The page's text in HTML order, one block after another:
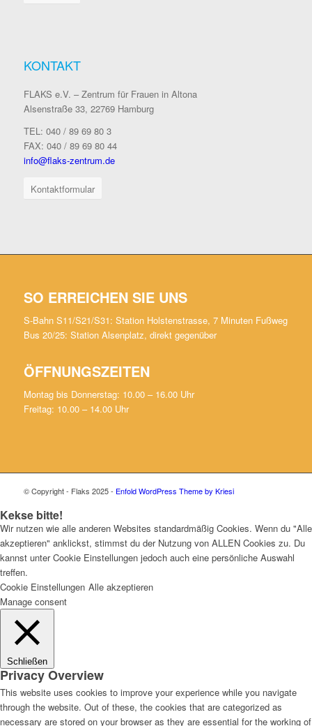
KONTAKT
FLAKS e.V. – Zentrum für Frauen in Altona
Alsenstraße 33, 22769 Hamburg
TEL: 040 / 89 69 80 3
FAX: 040 / 89 69 80 44
info@flaks-zentrum.de
Kontaktformular
SO ERREICHEN SIE UNS
S-Bahn S11/S21/S31: Station Holstenstrasse, 7 Minuten Fußweg
Bus 20/25: Station Alsenplatz, direkt gegenüber
ÖFFNUNGSZEITEN
Montag bis Donnerstag: 10.00 – 16.00 Uhr
Freitag: 10.00 – 14.00 Uhr
© Copyright - Flaks 2025 - Enfold WordPress Theme by Kriesi
Kekse bitte!
Wir nutzen wie alle anderen Websites standardmäßig Cookies. Wenn du "Alle
akzeptieren" anklickst, stimmst du der Nutzung von ALLEN Cookies zu. Du
kannst unter Cookie Einstellungen jedoch auch eine persönliche Auswahl
treffen.
Cookie Einstellungen Alle akzeptieren
Manage consent
Schließen
Privacy Overview
This website uses cookies to improve your experience while you navigate
through the website. Out of these, the cookies that are categorized as
necessary are stored on your browser as they are essential for the working of